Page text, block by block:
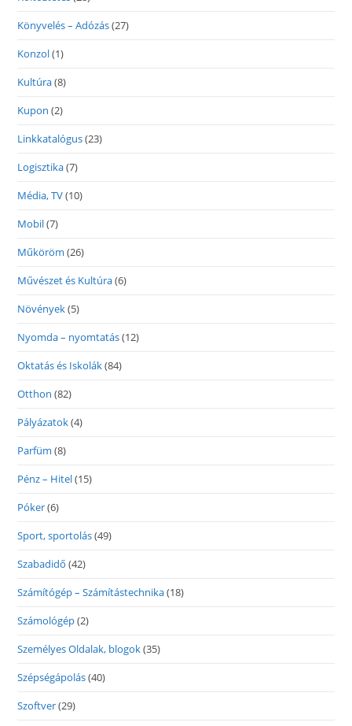
Könyvelés – Adózás(27)
Konzol(1)
Kultúra(8)
Kupon (2)
Linkkatalógus(23)
Logisztika(7)
Média, TV(10)
Mobil(7)
Műköröm (26)
Művészet és Kultúra(6)
Növények(5)
Nyomda – nyomtatás(12)
Oktatás és Iskolák(84)
Otthon (82)
Pályázatok(4)
Parfüm (8)
Pénz – Hitel(15)
Póker(6)
Sport, sportolás(49)
Szabadidő (42)
Számítógép – Számítástechnika(18)
Számológép(2)
Személyes Oldalak, blogok(35)
Szépségápolás(40)
Szoftver(29)